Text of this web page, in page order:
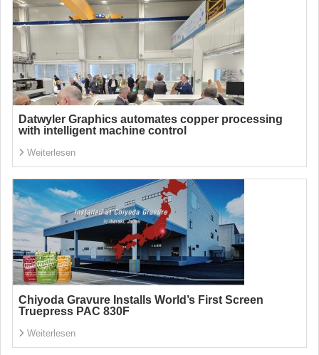
Datwyler Graphics automates copper processing
with intelligent machine control
Weiterlesen
Chiyoda Gravure Installs World’s First Screen
Truepress PAC 830F
Weiterlesen